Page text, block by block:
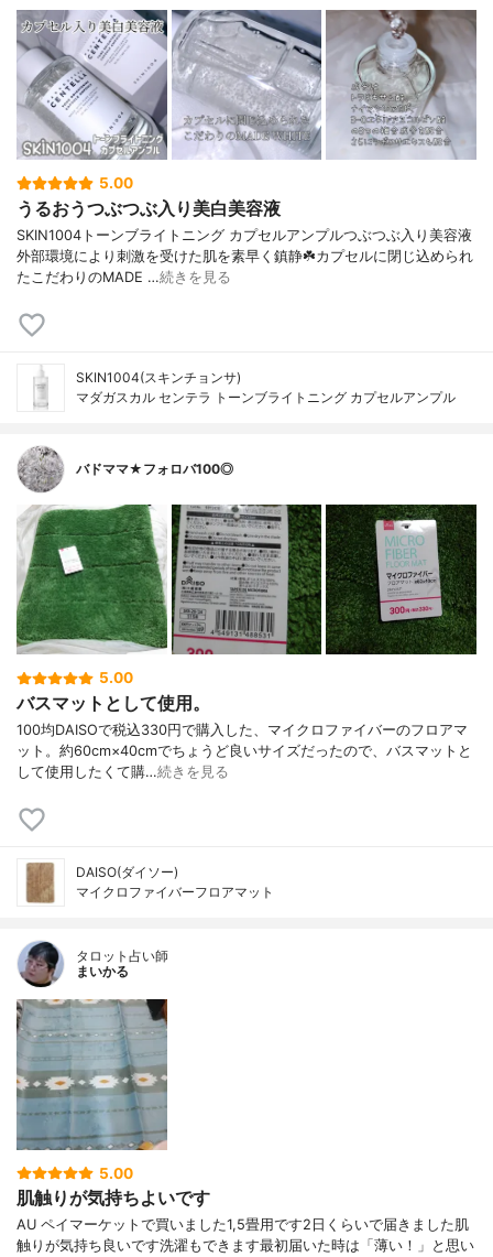
5.00
うるおうつぶつぶ入り美白美容液
SKIN1004トーンブライトニング カプセルアンプルつぶつぶ入り美容液
外部環境により刺激を受けた肌を素早く鎮静☘️カプセルに閉じ込められ
たこだわりのMADE …続きを見る
SKIN1004(スキンチョンサ)
マダガスカル センテラ トーンブライトニング カプセルアンプル
バドママ★フォロバ100◎
5.00
バスマットとして使用。
100均DAISOで税込330円で購入した、マイクロファイバーのフロアマ
ット。約60cm×40cmでちょうど良いサイズだったので、バスマットと
して使用したくて購…続きを見る
DAISO(ダイソー)
マイクロファイバーフロアマット
タロット占い師
まいかる
5.00
肌触りが気持ちよいです
AU ペイマーケットで買いました1,5畳用です2日くらいで届きました肌
触りが気持ち良いです洗濯もできます最初届いた時は「薄い！」と思い